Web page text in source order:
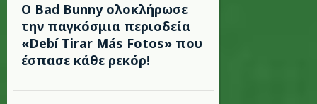
Ο Bad Bunny ολοκλήρωσε
την παγκόσμια περιοδεία
«Debí Tirar Más Fotos» που
έσπασε κάθε ρεκόρ!